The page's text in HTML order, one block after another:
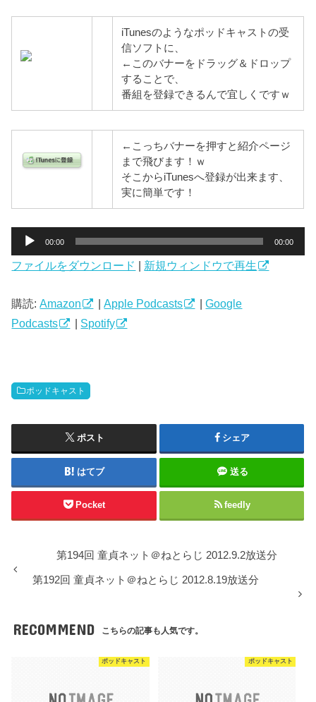
iTunesのようなポッドキャストの受
信ソフトに、
←このバナーをドラッグ＆ドロップ
することで、
番組を登録できるんで宜しくですｗ
←こっちバナーを押すと紹介ページ
まで飛びます！ｗ
そこからiTunesへ登録が出来ます、
実に簡単です！
プ
ー
ヤ
00:00 00:00
ファイルをダウンロード | 新規ウィンドウで再生
購読:Amazon |Apple Podcasts |Google
Podcasts
Spotify
ポッドキャスト
ポスト シェア
はてブ 送る
Pocket feedly
第194回 童貞ネット＠ねとらじ 2012.9.2放送分
第192回 童貞ネット＠ねとらじ 2012.8.19放送分
RECOMMEND こちらの記事も人気です。
ポッドキャスト ポッドキャスト